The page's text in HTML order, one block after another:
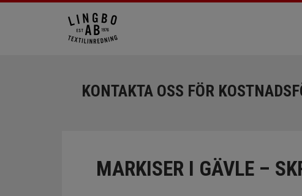
KONTAKTA OSS FÖR
MARKISER I GÄVLE –